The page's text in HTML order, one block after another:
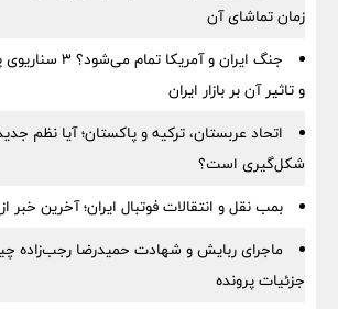
زمان تماشای آن
جنگ ایران و
و تاثیر آن بر بازار ایران
اتحاد عربستان، ترکیه و پاکستان؛ آیا نظم
شکل‌گیری است؟
بمب نقل‌ و انتقالات فوتبال ایران؛ آخرین خبر
ماجرای ربایش و شهادت حمیدرضا رجب‌زاده
جزئیات پرونده